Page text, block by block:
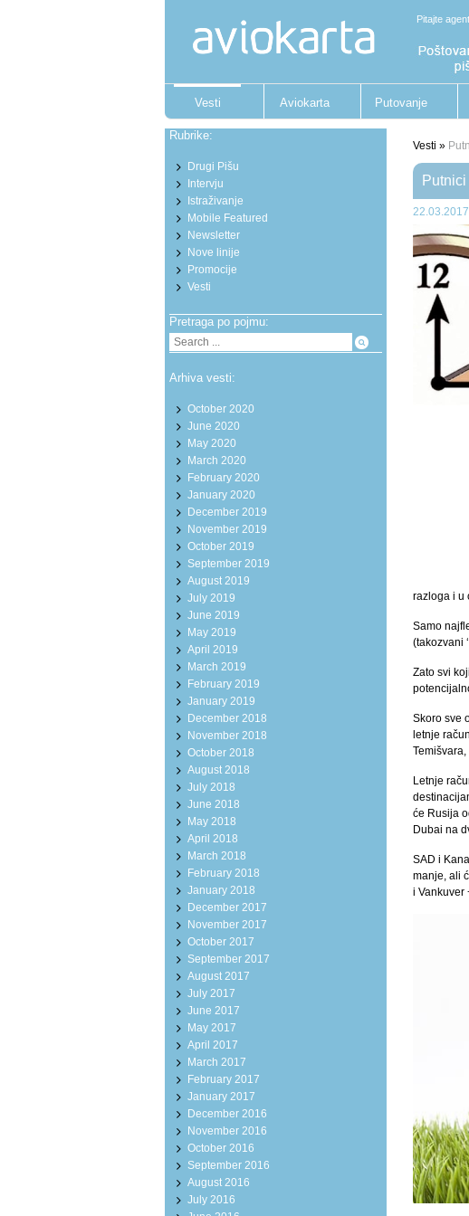
Pitajte
Vesti Aviokarta Putovanje
Vesti »
razloga i u
Samo
(takozvani
Zato svi
Skoro sve
letnje
Letnje
će Rusija
Dubai na
SAD i
manje, ali
i Vankuver
Rubrike:
Drugi Pišu
Intervju
Istraživanje
Mobile Featured
Newsletter
Nove linije
Promocije
Vesti
Pretraga po pojmu:
Arhiva vesti:
October 2020
June 2020
May 2020
March 2020
February 2020
January 2020
December 2019
November 2019
October 2019
September 2019
August 2019
July 2019
June 2019
May 2019
April 2019
March 2019
February 2019
January 2019
December 2018
November 2018
October 2018
August 2018
July 2018
June 2018
May 2018
April 2018
March 2018
February 2018
January 2018
December 2017
November 2017
October 2017
September 2017
August 2017
July 2017
June 2017
May 2017
April 2017
March 2017
February 2017
January 2017
December 2016
November 2016
October 2016
September 2016
August 2016
July 2016